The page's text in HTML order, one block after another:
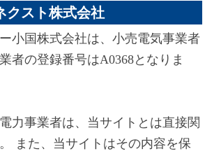
クスト株式会社
小国株式会社は、小売電気事業者
者の登録番号はA0368となりま
力事業者は、当サイトとは直接関
また、当サイトはその内容を保